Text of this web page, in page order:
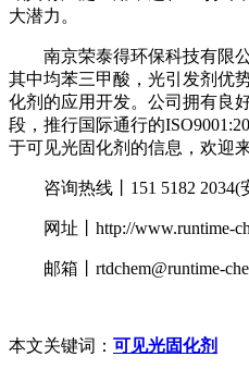
大潜力。
南京荣泰得环保科技有限公
其中均苯三甲酸，光引发剂优
化剂的应用开发。公司拥有良
段，推行国际通行的
于可见光固化剂的信息，欢迎
咨询热线丨151 5182 2034(
网址丨http://www.runtime-
邮箱丨rtdchem@runtime-
本文关键词： 可见光固化剂